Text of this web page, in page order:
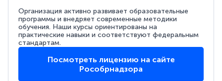
Организация активно развивает образовательные
программы и внедряет современные методики
обучения. Наши курсы ориентированы на
практические навыки и соответствуют федеральным
стандартам.
Посмотреть лицензию на сайте
Рособрнадзора